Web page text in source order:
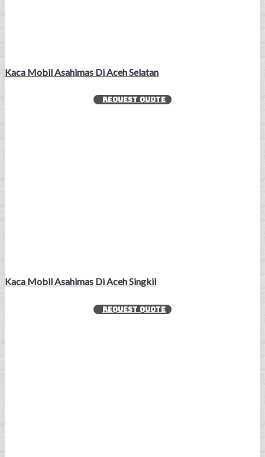
Kaca Mobil Asahimas Di Aceh Selatan
REQUEST QUOTE
Kaca Mobil Asahimas Di Aceh Singkil
REQUEST QUOTE